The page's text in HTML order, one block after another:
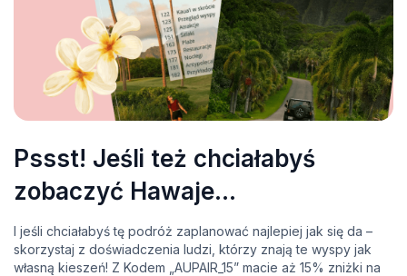
Pssst! Jeśli też chciałabyś
zobaczyć Hawaje…
I jeśli chciałabyś tę podróż zaplanować najlepiej jak się da –
skorzystaj z doświadczenia ludzi, którzy znają te wyspy jak
własną kieszeń! Z Kodem „AUPAIR_15” macie aż 15% zniżki na